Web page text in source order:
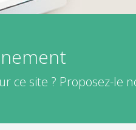
ce site ? Proposez-le